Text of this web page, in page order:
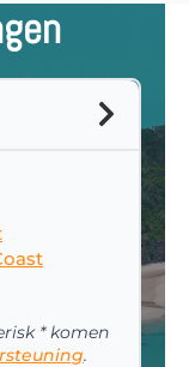
* komen
.